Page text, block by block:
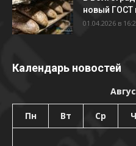
новый ГОСТ
01.04.2026 в
Календарь новостей
Пн Вт Ср